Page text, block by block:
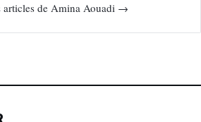
articles de Amina Aouadi →